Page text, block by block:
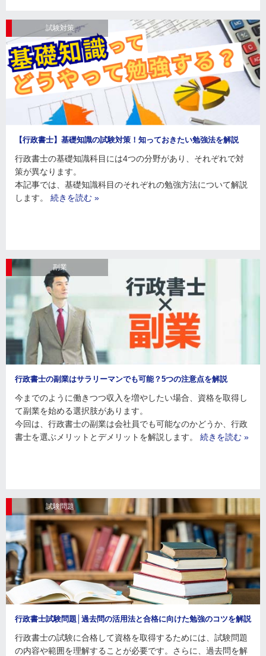
試験対策
【行政書士】基礎知識の試験対策！知っておきたい勉強法を解説
行政書士の基礎知識科目には4つの分野があり、それぞれで対
策が異なります。
本記事では、基礎知識科目のそれぞれの勉強方法について解説
します。 続きを読む »
副業
行政書士の副業はサラリーマンでも可能？5つの注意点を解説
今までのように働きつつ収入を増やしたい場合、資格を取得し
て副業を始める選択肢があります。
今回は、行政書士の副業は会社員でも可能なのかどうか、行政
書士を選ぶメリットとデメリットを解説します。 続きを読む »
試験問題
行政書士試験問題│過去問の活用法と合格に向けた勉強のコツを解説
行政書士の試験に合格して資格を取得するためには、試験問題
の内容や範囲を理解することが必要です。さらに、過去問を解